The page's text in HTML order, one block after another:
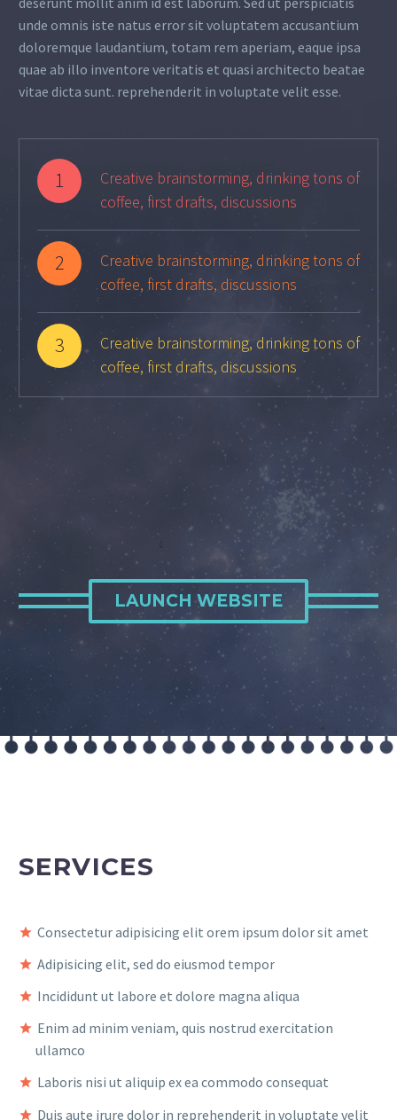
unde omnis iste natus error sit voluptatem accusantium
doloremque laudantium, totam rem aperiam, eaque ipsa
quae ab illo inventore veritatis et quasi architecto beatae
vitae dicta sunt. reprehenderit in voluptate velit esse.
1
Creative brainstorming, drinking tons of
coffee, first drafts, discussions
2
Creative brainstorming, drinking tons of
coffee, first drafts, discussions
3
Creative brainstorming, drinking tons of
coffee, first drafts, discussions
LAUNCH WEBSITE
SERVICES
Consectetur adipisicing elit orem ipsum dolor sit amet
Adipisicing elit, sed do eiusmod tempor
Incididunt ut labore et dolore magna aliqua
Enim ad minim veniam, quis nostrud exercitation
ullamco
Laboris nisi ut aliquip ex ea commodo consequat
Duis aute irure dolor in reprehenderit in voluptate velit